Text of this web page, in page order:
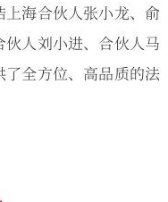
海合伙人张小龙、俞
人刘小进、合伙人马
全方位、高品质的法